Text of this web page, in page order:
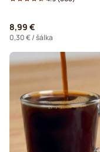
Starbucks® – kapsuly
Kaffekapslen –
Starbucks® Grande
8,99 €
0,30 €/ šálka